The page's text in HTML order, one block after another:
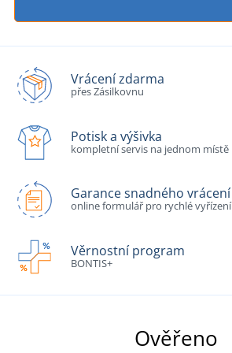
Vrácení zdarma
přes Zásilkovnu
Potisk a výšivka
kompletní servis na jednom místě
Garance snadného vrácení
online formulář pro rychlé vyřízení
Věrnostní program
BONTIS+
Ověřeno